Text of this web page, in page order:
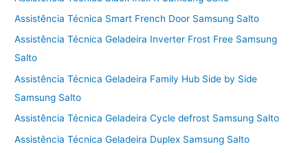
Assistência Técnica Smart French Door Samsung Salto
Assistência Técnica Geladeira Inverter Frost Free Samsung
Salto
Assistência Técnica Geladeira Family Hub Side by Side
Samsung Salto
Assistência Técnica Geladeira Cycle defrost Samsung Salto
Assistência Técnica Geladeira Duplex Samsung Salto